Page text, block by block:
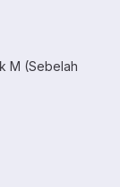
M (Sebelah